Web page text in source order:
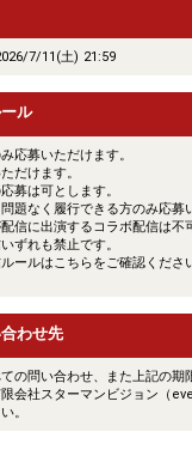
7/11(土) 21:59
ル
応募いただけます。
だけます。
募は可とします。
題なく履行できる方のみ応募
信に出演するコラボ配信は
ずれも禁止です。
ールはこちらをご確認くださ
わせ先
の問い合わせ、また上記の期
会社スターマンビジョン（
。